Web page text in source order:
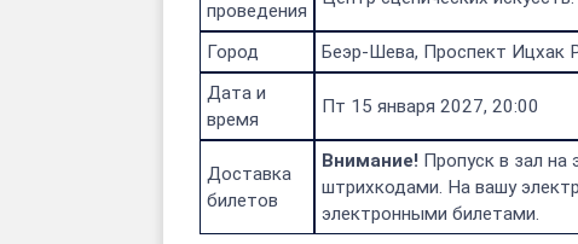
проведения
Город Беэр-Шева, Проспект Ицхак
Дата и
время
Пт 15 января 2027, 20:00
Доставка
билетов
Внимание!Пропуск в зал на
штрихкодами. На вашу
электронными билетами.